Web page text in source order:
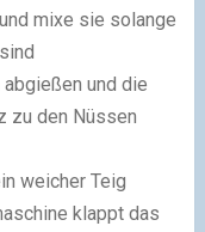
mixe sie solange
und die
zu den Nüssen
weicher Teig
klappt das